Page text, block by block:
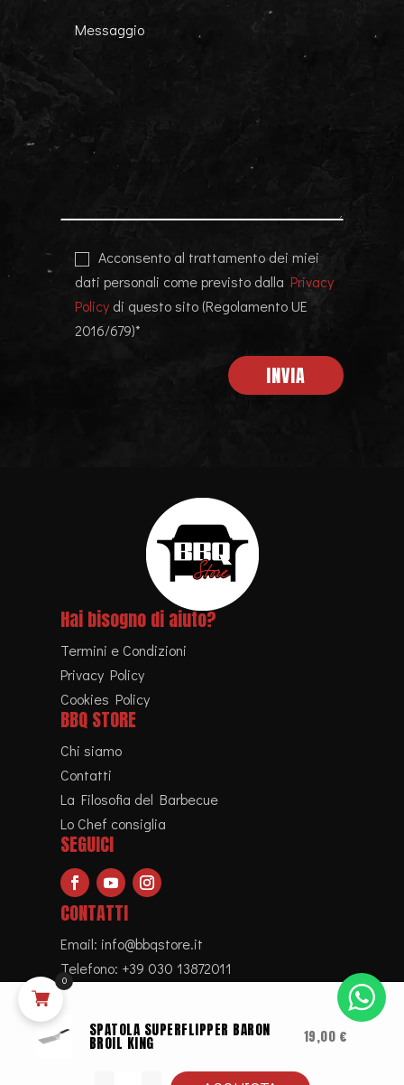
Acconsento al trattamento dei miei
dati personali come previsto dallaPrivacy
Policy di questo sito (Regolamento UE
2016/679)*
Hai bisogno di aiuto?
Termini e Condizioni
Privacy Policy
Cookies Policy
BBQ STORE
Chi siamo
Contatti
La Filosofia del Barbecue
Lo Chef consiglia
SEGUICI
CONTATTI
Email: info@bbqstore.it
Telefono: +39 030 13872011
Copyright © 2023. BBQ Store – P.IVA
Privacy Policy|Cookie Policy
SPATOLA SUPERFLIPPER BARON
BROIL KING 19,00 €
0